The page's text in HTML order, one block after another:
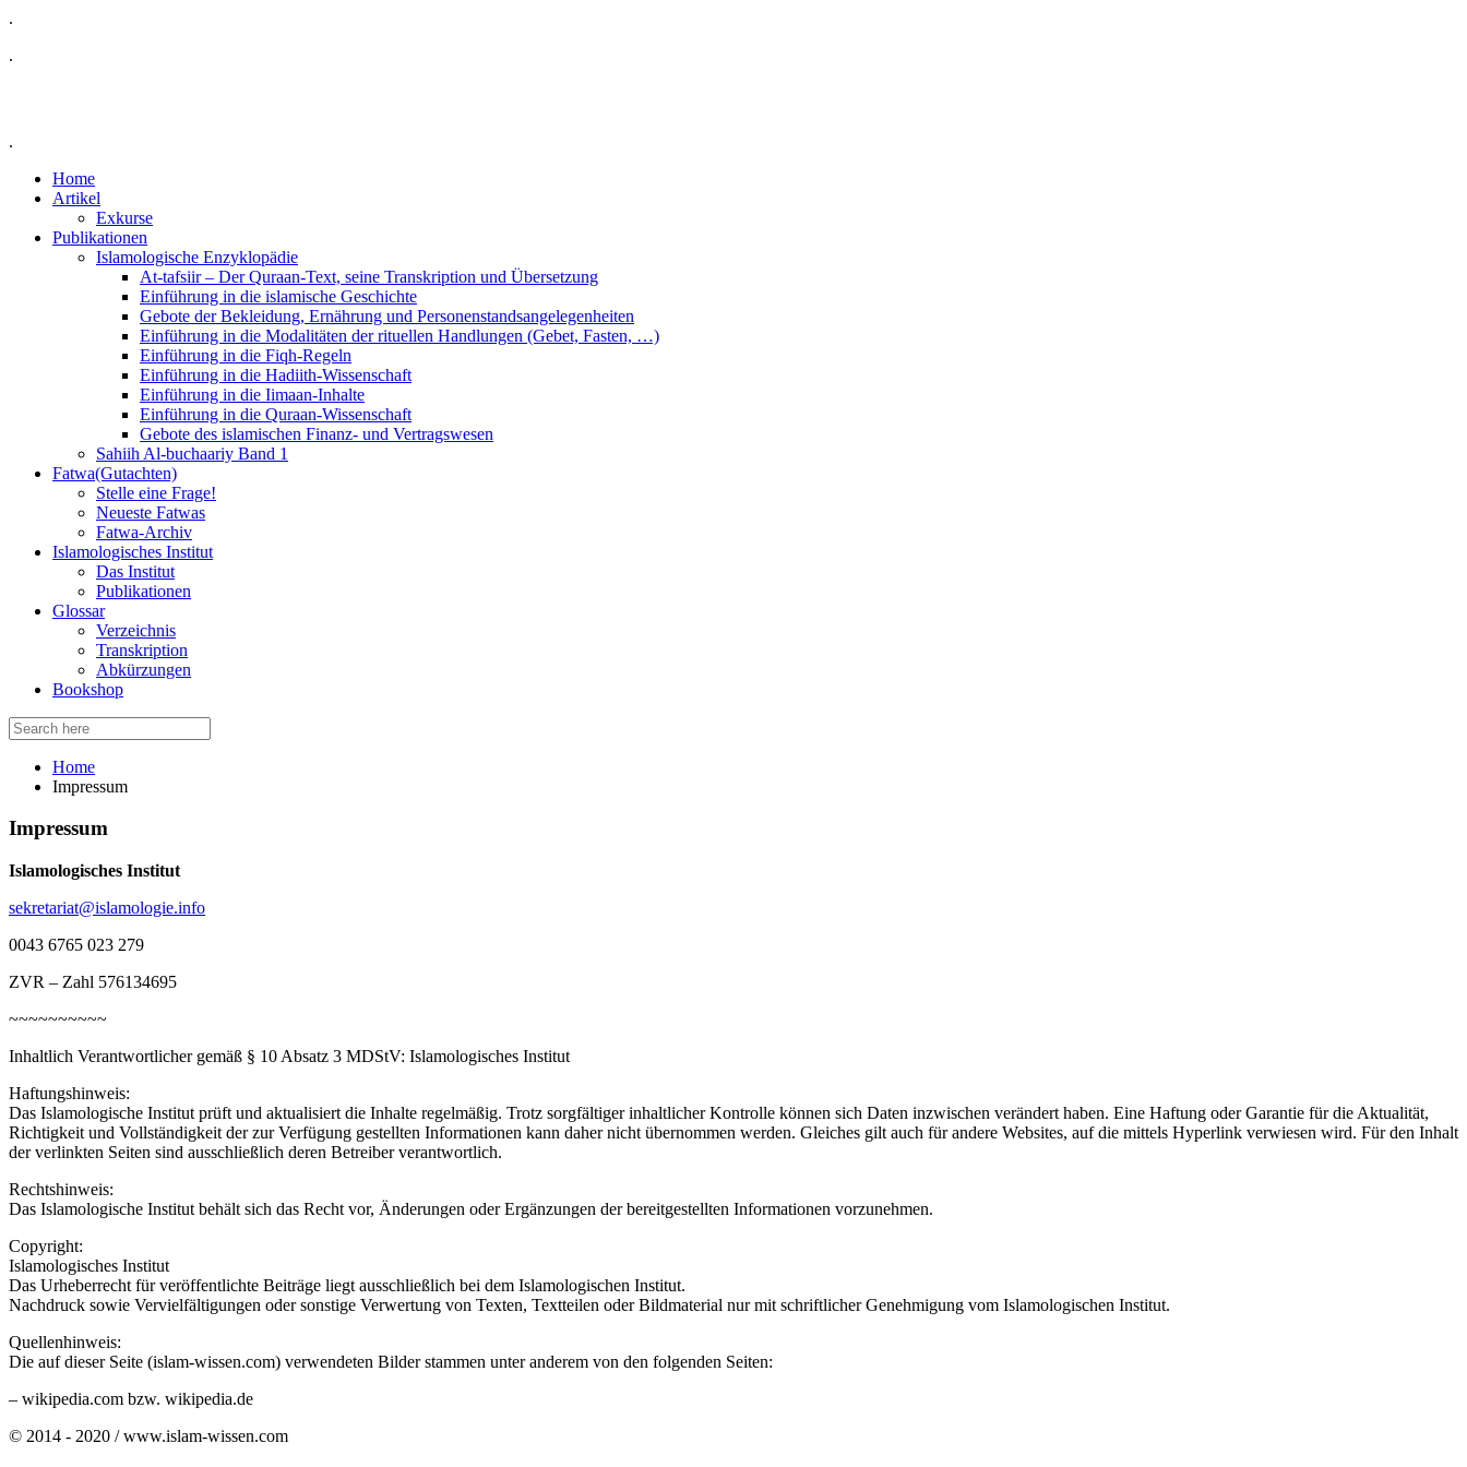
.
.
.
Home
Artikel
Exkurse
Publikationen
Islamologische Enzyklopädie
At-tafsiir – Der Quraan-Text, seine Transkription und Übersetzung
Einführung in die islamische Geschichte
Gebote der Bekleidung, Ernährung und Personenstandsangelegenheiten
Einführung in die Modalitäten der rituellen Handlungen (Gebet, Fasten, …)
Einführung in die Fiqh-Regeln
Einführung in die Hadiith-Wissenschaft
Einführung in die Iimaan-Inhalte
Einführung in die Quraan-Wissenschaft
Gebote des islamischen Finanz- und Vertragswesen
Sahiih Al-buchaariy Band 1
Fatwa(Gutachten)
Stelle eine Frage!
Neueste Fatwas
Fatwa-Archiv
Islamologisches Institut
Das Institut
Publikationen
Glossar
Verzeichnis
Transkription
Abkürzungen
Bookshop
Search
for:
Home
Impressum
Impressum
Islamologisches Institut
sekretariat@islamologie.info
0043 6765 023 279
ZVR – Zahl 576134695
~~~~~~~~~~
Inhaltlich Verantwortlicher gemäß § 10 Absatz 3 MDStV: Islamologisches Institut
Haftungshinweis:
Das Islamologische Institut prüft und aktualisiert die Inhalte regelmäßig. Trotz sorgfältiger inhaltlicher Kontrolle können sich Daten inzwischen verändert haben. Eine Haftung oder Garantie für die Aktualität,
Richtigkeit und Vollständigkeit der zur Verfügung gestellten Informationen kann daher nicht übernommen werden. Gleiches gilt auch für andere Websites, auf die mittels Hyperlink verwiesen wird. Für den Inhalt
der verlinkten Seiten sind ausschließlich deren Betreiber verantwortlich.
Rechtshinweis:
Das Islamologische Institut behält sich das Recht vor, Änderungen oder Ergänzungen der bereitgestellten Informationen vorzunehmen.
Copyright:
Islamologisches Institut
Das Urheberrecht für veröffentlichte Beiträge liegt ausschließlich bei dem Islamologischen Institut.
Nachdruck sowie Vervielfältigungen oder sonstige Verwertung von Texten, Textteilen oder Bildmaterial nur mit schriftlicher Genehmigung vom Islamologischen Institut.
Quellenhinweis:
Die auf dieser Seite (islam-wissen.com) verwendeten Bilder stammen unter anderem von den folgenden Seiten:
– wikipedia.com bzw. wikipedia.de
© 2014 - 2020 / www.islam-wissen.com